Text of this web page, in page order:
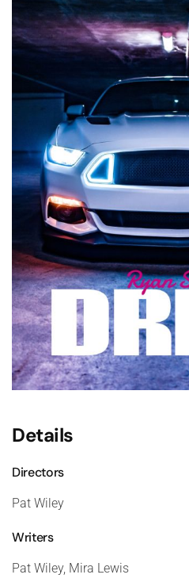
Details
Directors
Pat Wiley
Writers
Pat Wiley, Mira Lewis